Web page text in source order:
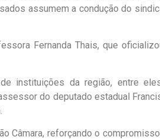
assumem a condução do
Fernanda Thais, que
instituições da região, entre
do deputado estadual
Câmara, reforçando o